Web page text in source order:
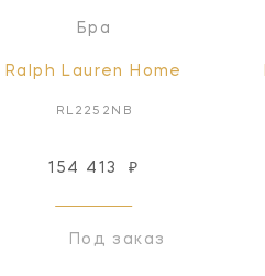
Бра
Ralph Lauren Home
RL2252NB
154 413 ₽
Под заказ